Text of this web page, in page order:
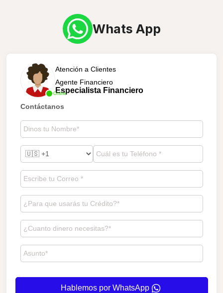
Whats App
Online
Atención a Clientes
Agente Financiero
Especialista Financiero
Contáctanos
Hablemos por WhatsApp